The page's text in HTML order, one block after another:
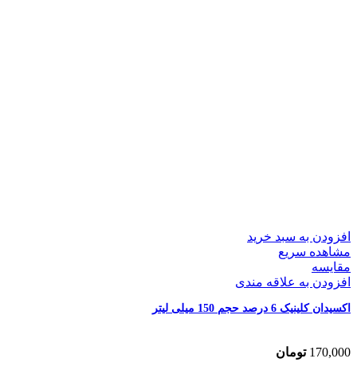
افزودن به سبد خرید
مشاهده سریع
مقایسه
افزودن به علاقه مندی
اکسیدان کلینیک 6 درصد حجم 150 میلی لیتر
170,000 تومان